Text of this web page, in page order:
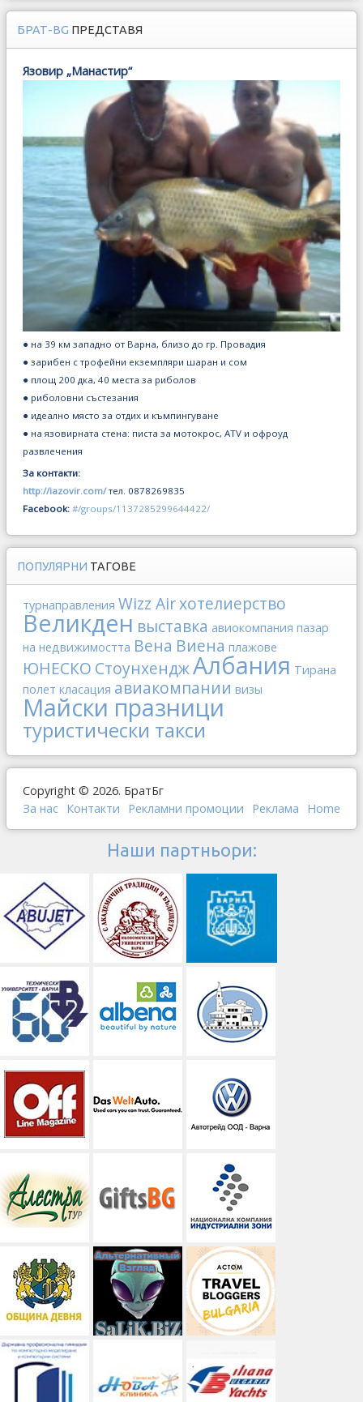
БРАТ-BG ПРЕДСТАВЯ
Язовир „Манастир“
● на 39 км западно от Варна, близо до гр. Провадия
● зарибен с трофейни екземпляри шаран и сом
● площ 200 дка, 40 места за риболов
● риболовни състезания
● идеално място за отдих и къмпингуване
● на язовирната стена: писта за мотокрос, ATV и офроуд
развлечения
За контакти:
http://iazovir.com/ тел. 0878269835
Facebook: #/groups/1137285299644422/
ПОПУЛЯРНИ ТАГОВЕ
турнаправления Wizz Airхотелиерство
Великден выставка авиокомпания пазар
на недвижимостта Вена Виена плажове
ЮНЕСКО СтоунхенджАлбания Тирана
полет класация авиакомпании визы
Майски празници
туристически такси
Copyright © 2026. БратБг
За нас Контакти Рекламни промоции Реклама Home
Наши партньори: